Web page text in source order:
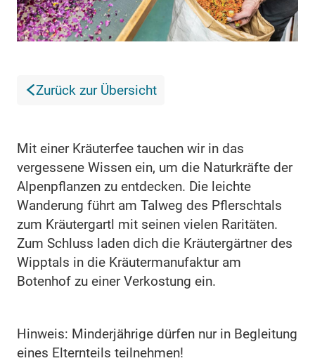
Zurück zur Übersicht
Mit einer Kräuterfee tauchen wir in das
vergessene Wissen ein, um die Naturkräfte der
Alpenpflanzen zu entdecken. Die leichte
Wanderung führt am Talweg des Pflerschtals
zum Kräutergartl mit seinen vielen Raritäten.
Zum Schluss laden dich die Kräutergärtner des
Wipptals in die Kräutermanufaktur am
Botenhof zu einer Verkostung ein.
Hinweis: Minderjährige dürfen nur in Begleitung
eines Elternteils teilnehmen!